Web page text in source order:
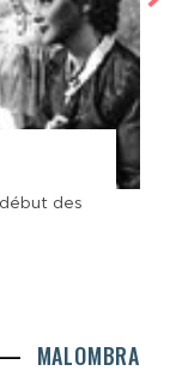
des
MALOMBRA